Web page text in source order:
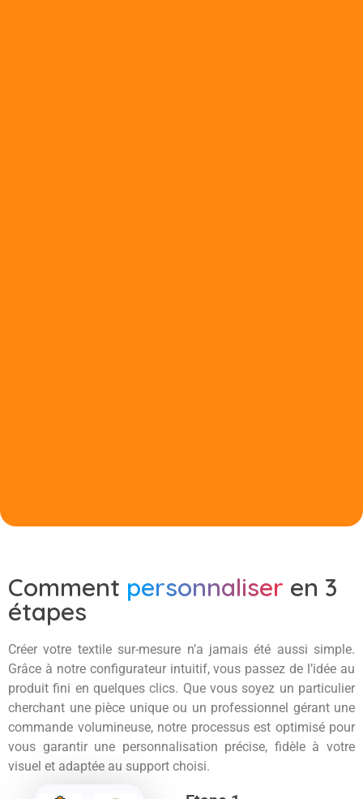
Comment personnaliser en 3
étapes
Créer votre textile sur-mesure n’a jamais été aussi simple.
Grâce à notre configurateur intuitif, vous passez de l’idée au
produit fini en quelques clics. Que vous soyez un particulier
cherchant une pièce unique ou un professionnel gérant une
commande volumineuse, notre processus est optimisé pour
vous garantir une personnalisation précise, fidèle à votre
visuel et adaptée au support choisi.